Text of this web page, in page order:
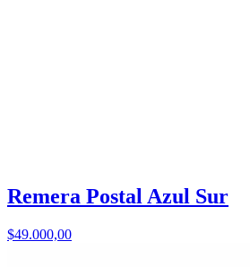
Remera Postal Azul Sur
$49.000,00